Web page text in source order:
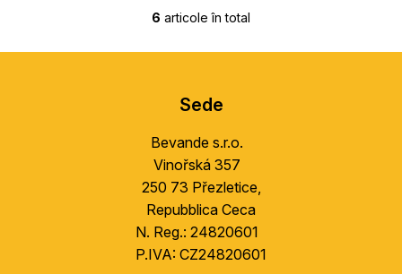
C
r
l
u
l
l
i
s
t
6 articole în total
Sede
Bevande s.r.o.
Vinořská 357
250 73 Přezletice,
Repubblica Ceca
N. Reg.: 24820601
P.IVA: CZ24820601